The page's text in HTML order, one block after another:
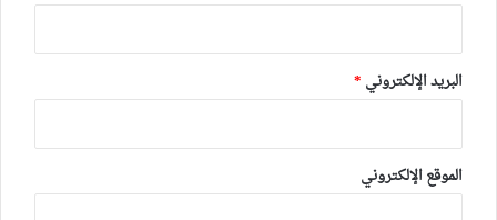
البريد الإلكتروني *
الموقع الإلكتروني